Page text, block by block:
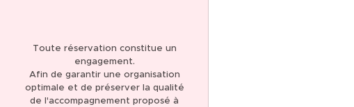
Toute réservation constitue un
engagement.
Afin de garantir une organisation
optimale et de préserver la qualité
de l'accompagnement proposé à